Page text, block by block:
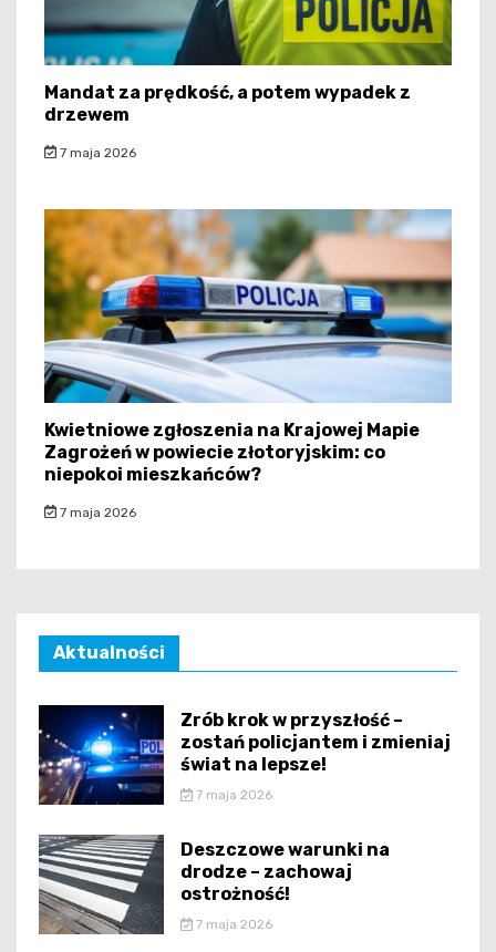
Mandat za prędkość, a potem wypadek z
drzewem
7 maja 2026
Kwietniowe zgłoszenia na Krajowej Mapie
Zagrożeń w powiecie złotoryjskim: co
niepokoi mieszkańców?
7 maja 2026
Aktualności
Zrób krok w przyszłość –
zostań policjantem i zmieniaj
świat na lepsze!
7 maja 2026
Deszczowe warunki na
drodze – zachowaj
ostrożność!
7 maja 2026